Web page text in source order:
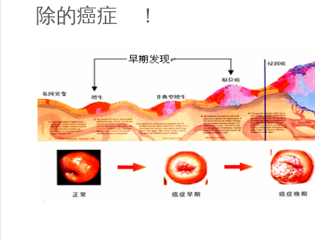
除的癌症 ！